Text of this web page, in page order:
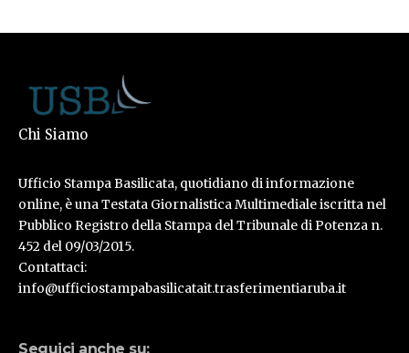
Chi Siamo
Ufficio Stampa Basilicata, quotidiano di informazione
online, è una Testata Giornalistica Multimediale iscritta nel
Pubblico Registro della Stampa del Tribunale di Potenza n.
452 del 09/03/2015.
Contattaci:
info@ufficiostampabasilicatait.trasferimentiaruba.it
Seguici anche su: